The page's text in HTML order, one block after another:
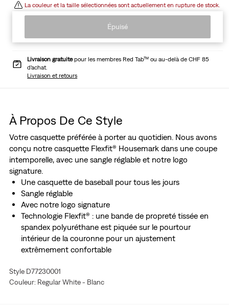
La couleur et la taille sélectionnées sont actuellement en rupture de stock.
Épuisé
Livraison gratuitepour les membres Red Tab™ ou au-delà de CHF 85
d’achat.
Livraison et retours
À Propos De Ce Style
Votre casquette préférée à porter au quotidien. Nous avons
conçu notre casquette Flexfit® Housemark dans une coupe
intemporelle, avec une sangle réglable et notre logo
signature.
Une casquette de baseball pour tous les jours
Sangle réglable
Avec notre logo signature
Technologie Flexfit® : une bande de propreté tissée en
spandex polyuréthane est piquée sur le pourtour
intérieur de la couronne pour un ajustement
extrêmement confortable
Style D77230001
Couleur: Regular White - Blanc